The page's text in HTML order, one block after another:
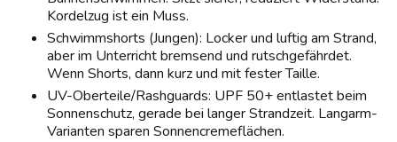
Kordelzug ist ein Muss.
Schwimmshorts (Jungen): Locker und luftig am Strand,
aber im Unterricht bremsend und rutschgefährdet.
Wenn Shorts, dann kurz und mit fester Taille.
UV-Oberteile/Rashguards: UPF 50+ entlastet beim
Sonnenschutz, gerade bei langer Strandzeit. Langarm-
Varianten sparen Sonnencremeflächen.